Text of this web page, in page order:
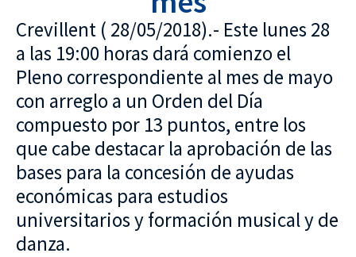
Crevillent ( 28/05/2018).- Este lunes 28
a las 19:00 horas dará comienzo el
Pleno correspondiente al mes de mayo
con arreglo a un Orden del Día
compuesto por 13 puntos, entre los
que cabe destacar la aprobación de las
bases para la concesión de ayudas
económicas para estudios
universitarios y formación musical y de
danza.